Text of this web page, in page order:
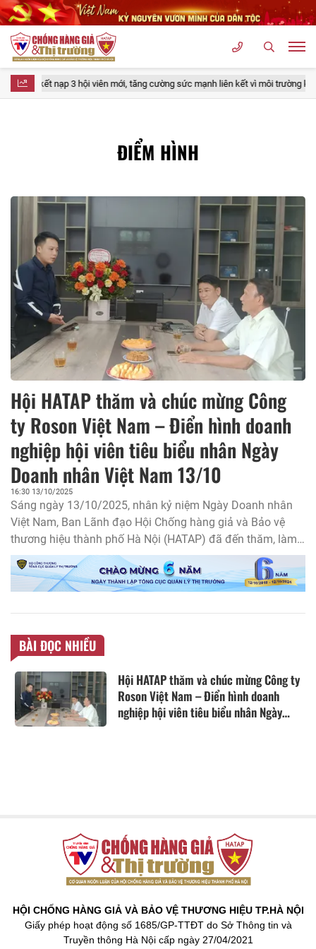
Nội kết nạp 3 hội viên mới, tăng cường sức mạnh liên kết vì môi trường kinh
ĐIỂM HÌNH
Hội HATAP thăm và chúc mừng Công
ty Roson Việt Nam – Điển hình doanh
nghiệp hội viên tiêu biểu nhân Ngày
Doanh nhân Việt Nam 13/10
16:30 13/10/2025
Sáng ngày 13/10/2025, nhân kỷ niệm Ngày Doanh nhân
Việt Nam, Ban Lãnh đạo Hội Chống hàng giả và Bảo vệ
thương hiệu thành phố Hà Nội (HATAP) đã đến thăm, làm
việc và chúc mừng Công ty Cổ phần Roson Việt Nam –
một trong những hội viên tiêu biểu của Hội.
BÀI ĐỌC NHIỀU
Hội HATAP thăm và chúc mừng Công ty
Roson Việt Nam – Điển hình doanh
nghiệp hội viên tiêu biểu nhân Ngày
HỘI CHỐNG HÀNG GIẢ VÀ BẢO VỆ THƯƠNG HIỆU TP.HÀ NỘI
Giấy phép hoạt động số 1685/GP-TTĐT do Sở Thông tin và
Truyền thông Hà Nội cấp ngày 27/04/2021